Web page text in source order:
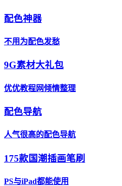
配色神器
不用为配色发愁
9G素材大礼包
优优教程网倾情整理
配色导航
人气很高的配色导航
175款国潮插画笔刷
PS与iPad都能使用